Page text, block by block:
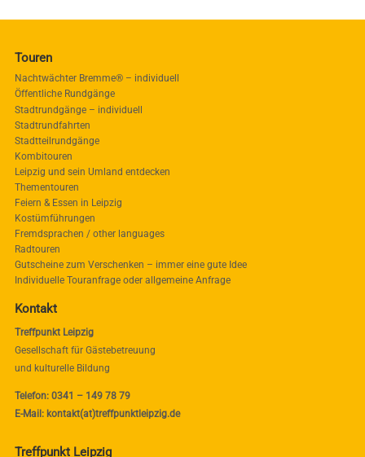
Touren
Nachtwächter Bremme® – individuell
Öffentliche Rundgänge
Stadtrundgänge – individuell
Stadtrundfahrten
Stadtteilrundgänge
Kombitouren
Leipzig und sein Umland entdecken
Thementouren
Feiern & Essen in Leipzig
Kostümführungen
Fremdsprachen / other languages
Radtouren
Gutscheine zum Verschenken – immer eine gute Idee
Individuelle Touranfrage oder allgemeine Anfrage
Kontakt
Treffpunkt Leipzig
Gesellschaft für Gästebetreuung
und kulturelle Bildung
Telefon: 0341 – 149 78 79
E-Mail: kontakt(at)treffpunktleipzig.de
Treffpunkt Leipzig